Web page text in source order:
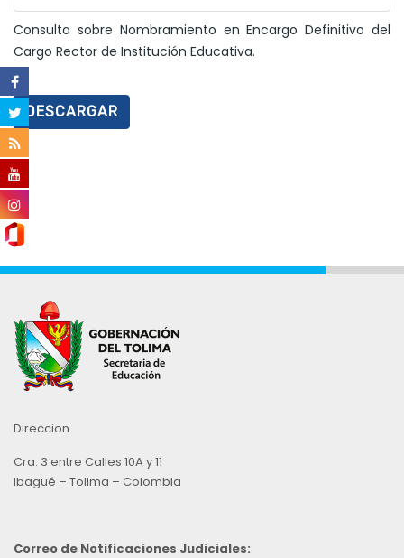
Consulta sobre Nombramiento en Encargo Definitivo del
Cargo Rector de Institución Educativa.
DESCARGAR
Direccion
Cra. 3 entre Calles 10A y 11
Ibagué – Tolima – Colombia
Correo de Notificaciones Judiciales: